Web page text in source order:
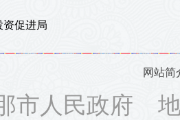
资促进局
网站简
市人民政府